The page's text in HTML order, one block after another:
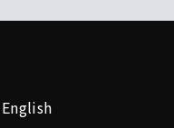
English